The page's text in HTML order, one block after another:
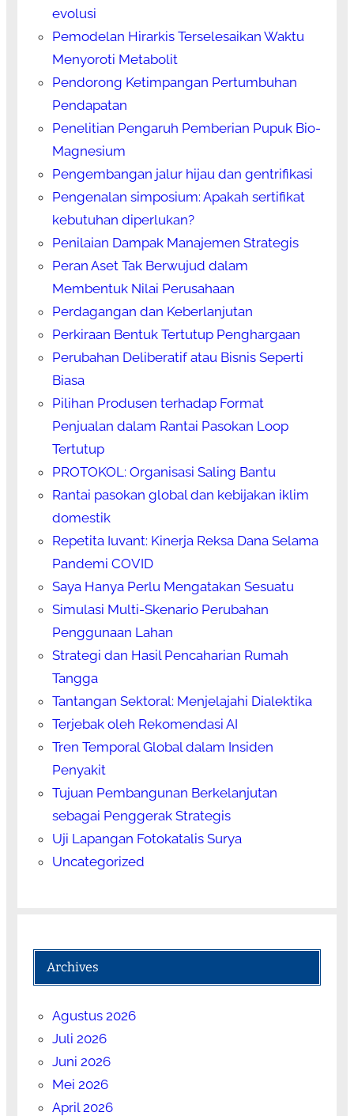
evolusi
Pemodelan Hirarkis Terselesaikan Waktu
Menyoroti Metabolit
Pendorong Ketimpangan Pertumbuhan
Pendapatan
Penelitian Pengaruh Pemberian Pupuk Bio-
Magnesium
Pengembangan jalur hijau dan gentrifikasi
Pengenalan simposium: Apakah sertifikat
kebutuhan diperlukan?
Penilaian Dampak Manajemen Strategis
Peran Aset Tak Berwujud dalam
Membentuk Nilai Perusahaan
Perdagangan dan Keberlanjutan
Perkiraan Bentuk Tertutup Penghargaan
Perubahan Deliberatif atau Bisnis Seperti
Biasa
Pilihan Produsen terhadap Format
Penjualan dalam Rantai Pasokan Loop
Tertutup
PROTOKOL: Organisasi Saling Bantu
Rantai pasokan global dan kebijakan iklim
domestik
Repetita Iuvant: Kinerja Reksa Dana Selama
Pandemi COVID
Saya Hanya Perlu Mengatakan Sesuatu
Simulasi Multi-Skenario Perubahan
Penggunaan Lahan
Strategi dan Hasil Pencaharian Rumah
Tangga
Tantangan Sektoral: Menjelajahi Dialektika
Terjebak oleh Rekomendasi AI
Tren Temporal Global dalam Insiden
Penyakit
Tujuan Pembangunan Berkelanjutan
sebagai Penggerak Strategis
Uji Lapangan Fotokatalis Surya
Uncategorized
Archives
Agustus 2026
Juli 2026
Juni 2026
Mei 2026
April 2026